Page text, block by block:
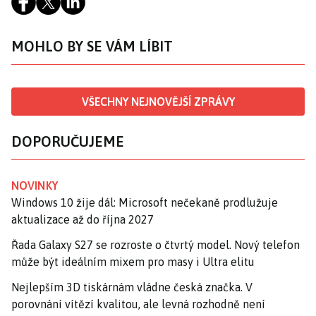
MOHLO BY SE VÁM LÍBIT
VŠECHNY NEJNOVĚJŠÍ ZPRÁVY
DOPORUČUJEME
NOVINKY
Windows 10 žije dál: Microsoft nečekaně prodlužuje
aktualizace až do října 2027
Řada Galaxy S27 se rozroste o čtvrtý model. Nový telefon
může být ideálním mixem pro masy i Ultra elitu
Nejlepším 3D tiskárnám vládne česká značka. V
porovnání vítězí kvalitou, ale levná rozhodně není